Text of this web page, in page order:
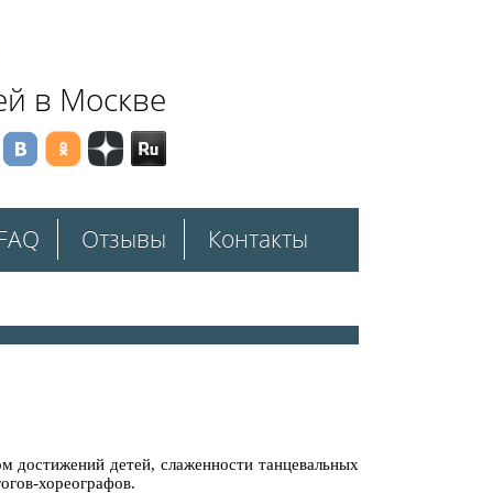
в Москве
Отзывы Контакты
достижений детей, слаженности танцевальных
хореографов.